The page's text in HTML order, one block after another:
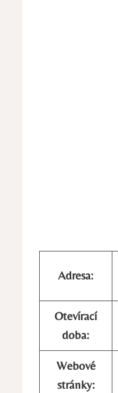
Adresa:
Otevírací
doba:
Webové
stránky: